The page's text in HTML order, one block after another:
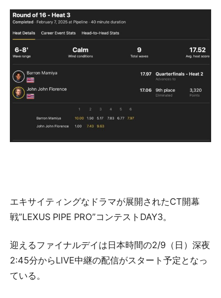
エキサイティングなドラマが展開されたCT開幕
戦”LEXUS PIPE PRO”コンテストDAY3。
迎えるファイナルデイは日本時間の2/9（日）深夜
2:45分からLIVE中継の配信がスタート予定となっ
ている。